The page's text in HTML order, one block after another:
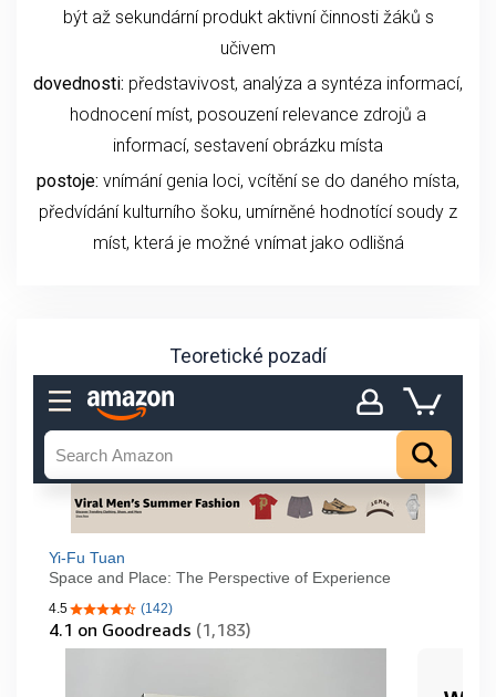
být až sekundární produkt aktivní činnosti žáků s
učivem
dovednosti: představivost, analýza a syntéza informací,
hodnocení míst, posouzení relevance zdrojů a
informací, sestavení obrázku místa
postoje: vnímání genia loci, vcítění se do daného místa,
předvídání kulturního šoku, umírněné hodnotící soudy z
míst, která je možné vnímat jako odlišná
Teoretické pozadí